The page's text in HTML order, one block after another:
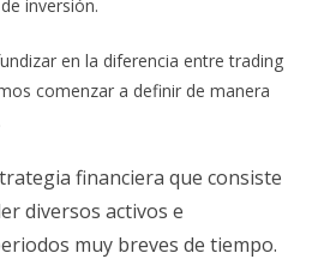
inversión.
en la diferencia entre trading
comenzar a definir de manera
financiera que consiste
diversos activos e
muy breves de tiempo.